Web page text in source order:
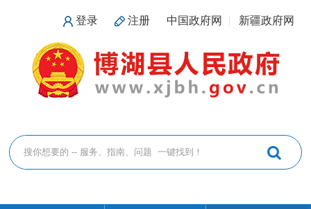
登录 注册 中国政府网 新疆政府网